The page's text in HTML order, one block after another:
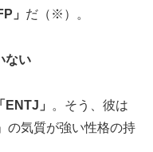
」 だ（※）。
ない
」
。そう、彼は
の気質が強い性格の持